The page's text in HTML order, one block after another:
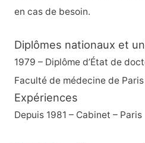
en cas de besoin.
Diplômes nationaux et
1979 – Diplôme d’État de
Faculté de médecine de Paris
Expériences
Depuis 1981 – Cabinet – Paris